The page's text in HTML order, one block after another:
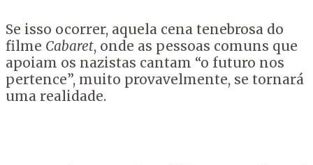
Se isso ocorrer, aquela cena tenebrosa do
filme Cabaret, onde as pessoas comuns que
apoiam os nazistas cantam “o futuro nos
pertence”, muito provavelmente, se tornará
uma realidade.